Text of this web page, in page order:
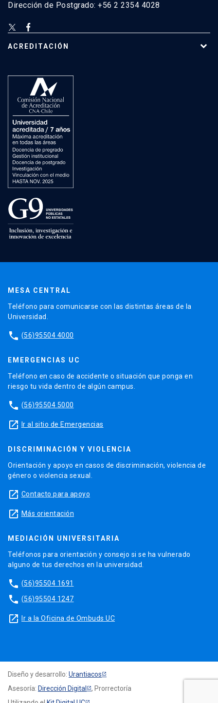
Dirección de Postgrado: +56 2 2354 4028
ACREDITACIÓN
MESA CENTRAL
Teléfono para comunicarse con las distintas áreas de la
Universidad.
phone (56)95504 4000
EMERGENCIAS UC
Teléfono en caso de accidente o situación que ponga en
riesgo tu vida dentro de algún campus.
phone (56)95504 5000
launch Ir al sitio de Emergencias
DISCRIMINACIÓN Y VIOLENCIA
Orientación y apoyo en casos de discriminación, violencia de
género o violencia sexual.
launch Contacto para apoyo
launch Más orientación
MEDIACIÓN UNIVERSITARIA
Teléfonos para orientación y consejo si se ha vulnerado
alguno de tus derechos en la universidad.
phone (56)95504 1691
phone (56)95504 1247
launch Ir a la Oficina de Ombuds UC
Diseño y desarrollo: Urantiacos
Asesoría: Dirección Digital
, Prorrectoría